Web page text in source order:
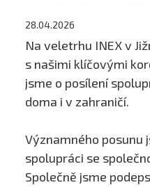
28.04.2026
Na veletrhu INEX v
s našimi klíčovými
jsme o posílení
doma i v zahraničí.
Významného posunu
spolupráci se
Společně jsme